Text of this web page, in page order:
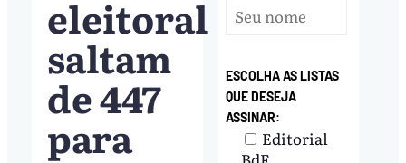
eleitoral
saltam
de 447
para
ESCOLHA AS LISTAS
QUE DESEJA
ASSINAR:
Editorial